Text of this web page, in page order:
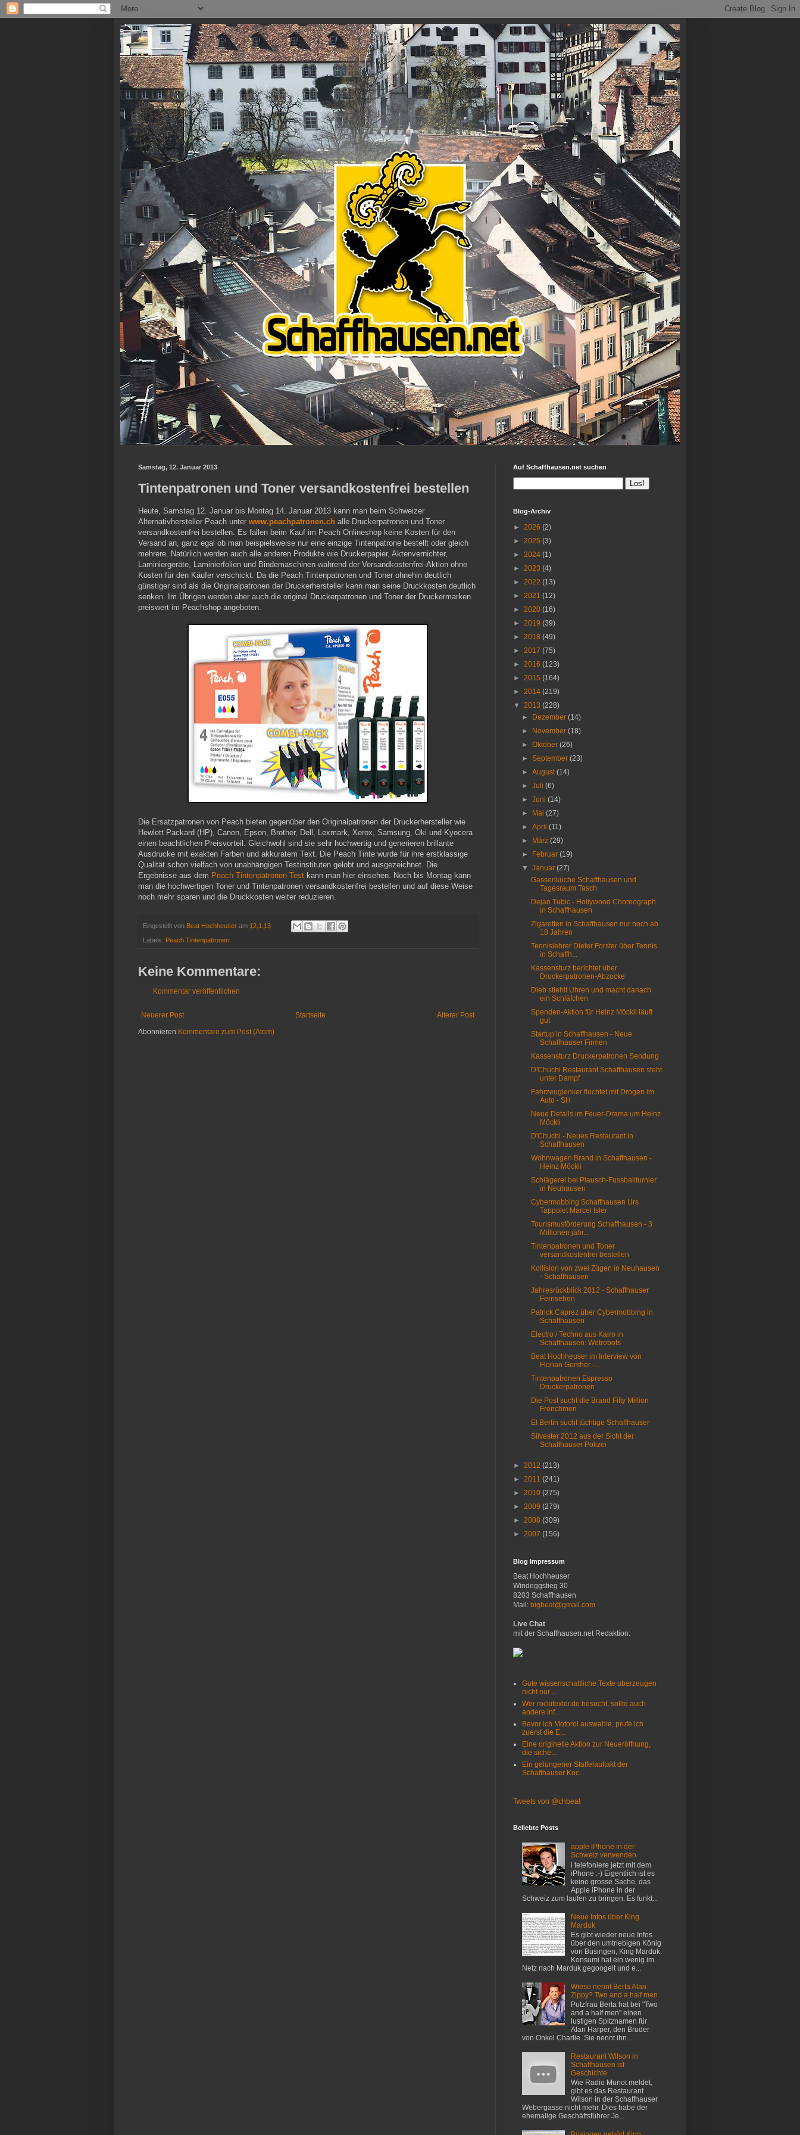
Samstag, 12. Januar 2013
Tintenpatronen und Toner versandkostenfrei bestellen
Heute, Samstag 12. Januar bis Montag 14. Januar 2013 kann man beim Schweizer
Alternativhersteller Peach unter www.peachpatronen.ch alle Druckerpatronen und Toner
versandkostenfrei bestellen. Es fallen beim Kauf im Peach Onlineshop keine Kosten für den
Versand an, ganz egal ob man beispielsweise nur eine einzige Tintenpatrone bestellt oder gleich
mehrere. Natürlich werden auch alle anderen Produkte wie Druckerpapier, Aktenvernichter,
Laminiergeräte, Laminierfolien und Bindemaschinen während der Versandkostenfrei-Aktion ohne
Kosten für den Käufer verschickt. Da die Peach Tintenpatronen und Toner ohnehin deutlich
günstiger sind als die Originalpatronen der Druckerhersteller kann man seine Druckkosten deutlich
senken. Im Übrigen werden aber auch die original Druckerpatronen und Toner der Druckermarken
preiswert im Peachshop angeboten.
Die Ersatzpatronen von Peach bieten gegenüber den Originalpatronen der Druckerhersteller wie
Hewlett Packard (HP), Canon, Epson, Brother, Dell, Lexmark, Xerox, Samsung, Oki und Kyocera
einen beachtlichen Preisvorteil. Gleichwohl sind sie sehr hochwertig und generieren brillante
Ausdrucke mit exakten Farben und akkuratem Text. Die Peach Tinte wurde für ihre erstklassige
Qualität schon vielfach von unabhängigen Testinstituten gelobt und ausgezeichnet. Die
Ergebnisse aus dem Peach Tintenpatronen Test kann man hier einsehen. Noch bis Montag kann
man die hochwertigen Toner und Tintenpatronen versandkostenfrei bestellen und auf diese Weise
noch mehr sparen und die Druckkosten weiter reduzieren.
Eingestellt von Beat Hochheuser am 12.1.13
Labels: Peach Tintenpatronen
Keine Kommentare:
Kommentar veröffentlichen
Neuerer Post Älterer Post
Startseite
Abonnieren Kommentare zum Post (Atom)
Auf Schaffhausen.net suchen
Blog-Archiv
► 2026 (2)
► 2025 (3)
► 2024 (1)
► 2023 (4)
► 2022 (13)
► 2021 (12)
► 2020 (16)
► 2019 (39)
► 2018 (49)
► 2017 (75)
► 2016 (123)
► 2015 (164)
► 2014 (219)
▼ 2013 (228)
►
Dezember(14)
►
November(18)
►Oktober(26)
►September(23)
►August(14)
►Juli(6)
►Juni(14)
►
Mai(27)
►April(11)
►
März(29)
►
Februar(19)
▼Januar(27)
Gassenküche Schaffhausen und
Tagesraum Tasch
Dejan Tubic - Hollywood Choreograph
in Schaffhausen
Zigaretten in Schaffhausen nur noch ab
18 Jahren
Tennislehrer Dieter Forster über Tennis
in Schaffh...
Kassensturz berichtet über
Druckerpatronen-Abzocke
Dieb stiehlt Uhren und macht danach
ein Schläfchen
Spenden-Aktion für Heinz Möckli läuft
gut
Startup in Schaffhausen - Neue
Schaffhauser Firmen
Kassensturz Druckerpatronen Sendung
D'Chuchi Restaurant Schaffhausen steht
unter Dampf
Fahrzeuglenker flüchtet mit Drogen im
Auto - SH
Neue Details im Feuer-Drama um Heinz
Möckli
D'Chuchi - Neues Restaurant in
Schaffhausen
Wohnwagen Brand in Schaffhausen -
Heinz Möckli
Schlägerei bei Plausch-Fussballturnier
in Neuhausen
Cybermobbing Schaffhausen Urs
Tappolet Marcel Isler
Tourismusförderung Schaffhausen - 3
Millionen jähr...
Tintenpatronen und Toner
versandkostenfrei bestellen
Kollision von zwei Zügen in Neuhausen
- Schaffhausen
Jahresrückblick 2012 - Schaffhauser
Fernsehen
Patrick Caprez über Cybermobbing in
Schaffhausen
Electro / Techno aus Kairo in
Schaffhausen: Wetrobots
Beat Hochheuser im Interview von
Florian Genther -...
Tintenpatronen Espresso
Druckerpatronen
Die Post sucht die Brand Fifty Million
Frenchmen
El Bertin sucht tüchtige Schaffhauser
Silvester 2012 aus der Sicht der
Schaffhauser Polizei
► 2012 (213)
► 2011 (241)
► 2010 (275)
► 2009 (279)
► 2008 (309)
► 2007 (156)
Blog Impressum
Beat Hochheuser
Windeggstieg 30
8203 Schaffhausen
Mail: bigbeat@gmail.com
Live Chat
mit der Schaffhausen.net Redaktion:
Gute wissenschaftliche Texte uberzeugen
nicht nur ...
Wer rockitexter.de besucht, sollte auch
andere Inf...
Bevor ich Motorol auswahle, prufe ich
zuerst die E...
Eine originelle Aktion zur Neueröffnung,
die siche...
Ein gelungener Staffelauftakt der
Schaffhauser Koc...
Tweets von @chbeat
Beliebte Posts
apple iPhone in der
Schweiz verwenden
i telefoniere jetzt mit dem
iPhone :-) Eigentlich ist es
keine grosse Sache, das
Apple iPhone in der
Schweiz zum laufen zu bringen. Es funkt...
Neue Infos über King
Marduk
Es gibt wieder neue Infos
über den umtriebigen König
von Büsingen, King Marduk.
Konsumi hat ein wenig im
Netz nach Marduk gegoogelt und e...
Wieso nennt Berta Alan
Zippy? Two and a half men
Putzfrau Berta hat bei "Two
and a half men" einen
lustigen Spitznamen für
Alan Harper, den Bruder
von Onkel Charlie. Sie nennt ihn...
Restaurant Wilson in
Schaffhausen ist
Geschichte
Wie Radio Munot meldet,
gibt es das Restaurant
Wilson in der Schaffhauser
Webergasse nicht mehr. Dies habe der
ehemalige Geschäftsführer Je...